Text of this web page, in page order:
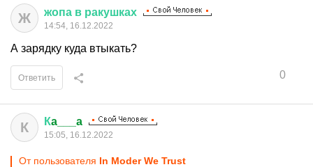
Ж жопа в ракушках
14:54, 16.12.2022
А зарядку куда втыкать?
0
Ответить
К Кa___a
15:05, 16.12.2022
От пользователя In Moder We Trust